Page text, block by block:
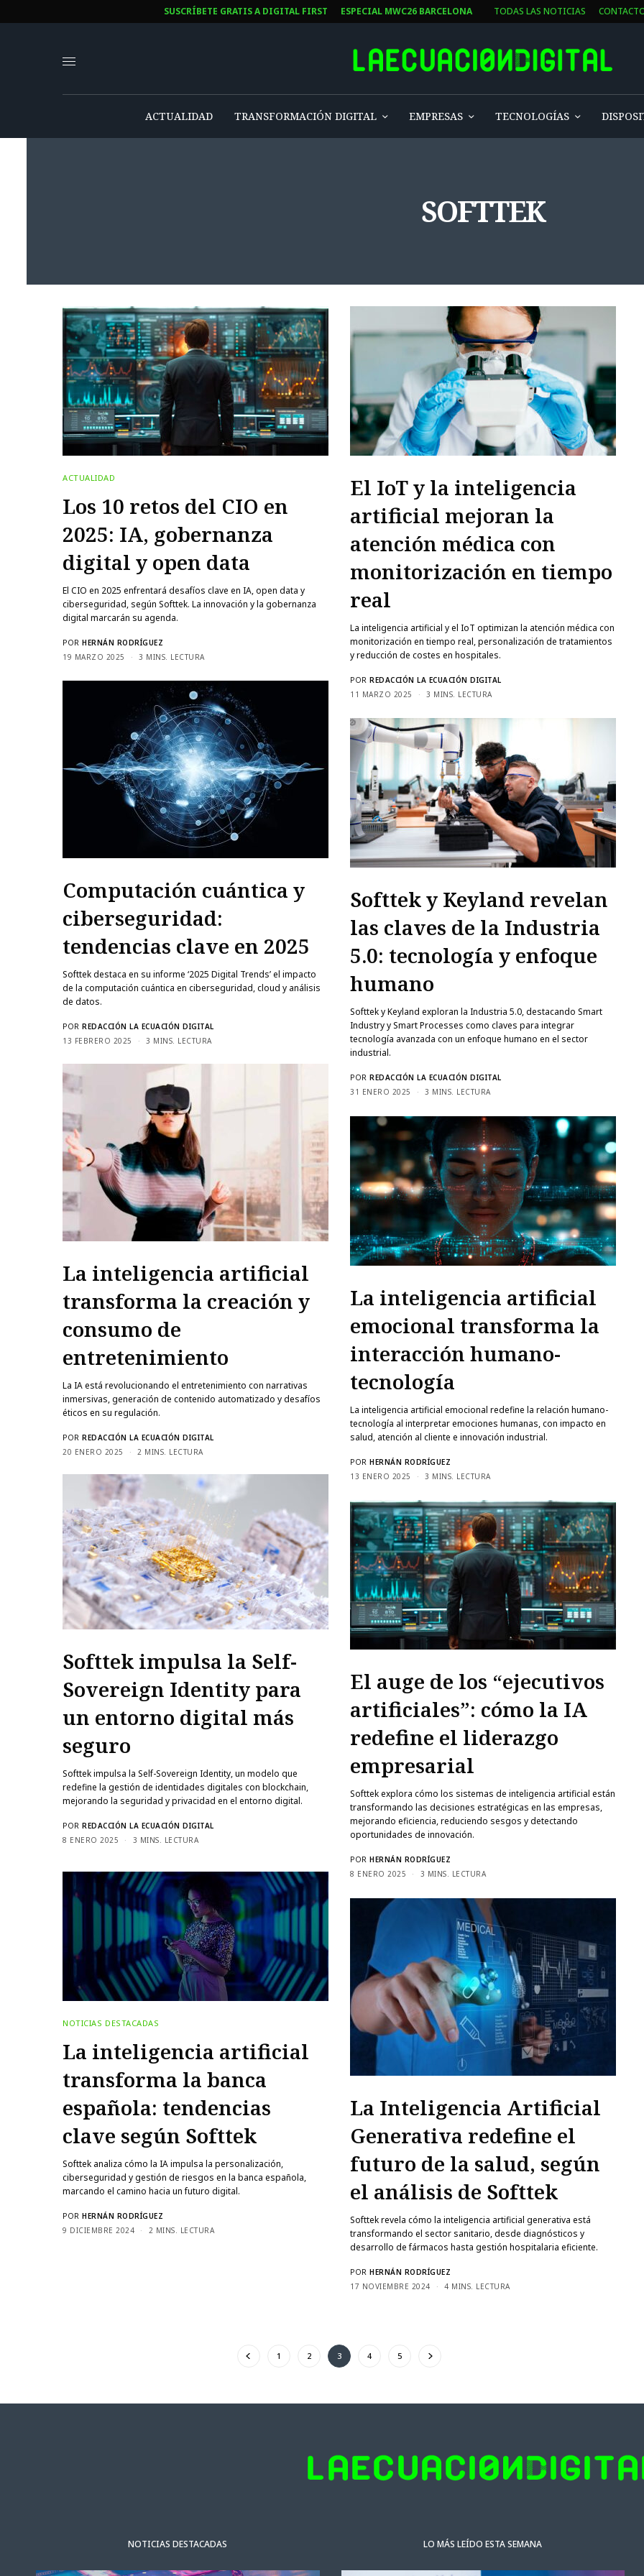
SUSCRÍBETE GRATIS A DIGITAL FIRST ESPECIAL MWC26 BARCELONA TODAS LAS NOTICIAS
ACTUALIDAD TRANSFORMACIÓN DIGITAL EMPRESAS TECNOLOGÍAS
SOFTTEK
ACTUALIDAD
Los 10 retos del CIO en
2025: IA, gobernanza
digital y open data
El CIO en 2025 enfrentará desafíos clave en IA, open data y
ciberseguridad, según Softtek. La innovación y la gobernanza
digital marcarán su agenda.
POR HERNÁN RODRÍGUEZ
19 MARZO 2025
3 MINS. LECTURA
El IoT y la inteligencia
artificial mejoran la
atención médica con
monitorización en tiempo
real
La inteligencia artificial y el IoT optimizan la atención médica con
monitorización en tiempo real, personalización de tratamientos
y reducción de costes en hospitales.
POR REDACCIÓN LA ECUACIÓN DIGITAL
11 MARZO 2025
3 MINS. LECTURA
Computación cuántica y
ciberseguridad:
tendencias clave en 2025
Softtek destaca en su informe ‘2025 Digital Trends’ el impacto
de la computación cuántica en ciberseguridad, cloud y análisis
de datos.
POR REDACCIÓN LA ECUACIÓN DIGITAL
13 FEBRERO 2025
3 MINS. LECTURA
Softtek y Keyland revelan
las claves de la Industria
5.0: tecnología y enfoque
humano
Softtek y Keyland exploran la Industria 5.0, destacando Smart
Industry y Smart Processes como claves para integrar
tecnología avanzada con un enfoque humano en el sector
industrial.
POR REDACCIÓN LA ECUACIÓN DIGITAL
31 ENERO 2025
3 MINS. LECTURA
La inteligencia artificial
transforma la creación y
consumo de
entretenimiento
La IA está revolucionando el entretenimiento con narrativas
inmersivas, generación de contenido automatizado y desafíos
éticos en su regulación.
POR REDACCIÓN LA ECUACIÓN DIGITAL
20 ENERO 2025
2 MINS. LECTURA
La inteligencia artificial
emocional transforma la
interacción humano-
tecnología
La inteligencia artificial emocional redefine la relación humano-
tecnología al interpretar emociones humanas, con impacto en
salud, atención al cliente e innovación industrial.
POR HERNÁN RODRÍGUEZ
13 ENERO 2025
3 MINS. LECTURA
Softtek impulsa la Self-
Sovereign Identity para
un entorno digital más
seguro
Softtek impulsa la Self-Sovereign Identity, un modelo que
redefine la gestión de identidades digitales con blockchain,
mejorando la seguridad y privacidad en el entorno digital.
POR REDACCIÓN LA ECUACIÓN DIGITAL
8 ENERO 2025
3 MINS. LECTURA
El auge de los “ejecutivos
artificiales”: cómo la IA
redefine el liderazgo
empresarial
Softtek explora cómo los sistemas de inteligencia artificial están
transformando las decisiones estratégicas en las empresas,
mejorando eficiencia, reduciendo sesgos y detectando
oportunidades de innovación.
POR HERNÁN RODRÍGUEZ
8 ENERO 2025
3 MINS. LECTURA
NOTICIAS DESTACADAS
La inteligencia artificial
transforma la banca
española: tendencias
clave según Softtek
Softtek analiza cómo la IA impulsa la personalización,
ciberseguridad y gestión de riesgos en la banca española,
marcando el camino hacia un futuro digital.
POR HERNÁN RODRÍGUEZ
9 DICIEMBRE 2024
2 MINS. LECTURA
La Inteligencia Artificial
Generativa redefine el
futuro de la salud, según
el análisis de Softtek
Softtek revela cómo la inteligencia artificial generativa está
transformando el sector sanitario, desde diagnósticos y
desarrollo de fármacos hasta gestión hospitalaria eficiente.
POR HERNÁN RODRÍGUEZ
17 NOVIEMBRE 2024
4 MINS. LECTURA
1 2 3 4 5
NOTICIAS DESTACADAS LO MÁS LEÍDO ESTA SEMANA